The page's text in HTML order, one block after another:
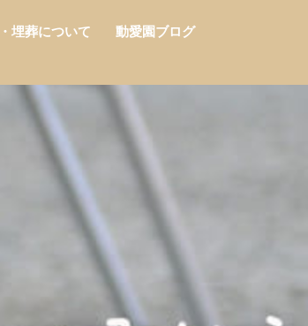
埋葬について
動愛園ブログ